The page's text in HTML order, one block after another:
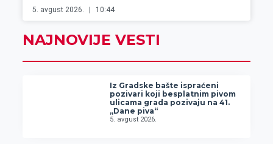
5. avgust 2026. 10:44
NAJNOVIJE VESTI
Iz Gradske bašte ispraćeni
pozivari koji besplatnim pivom
ulicama grada pozivaju na 41.
„Dane piva“
5. avgust 2026.